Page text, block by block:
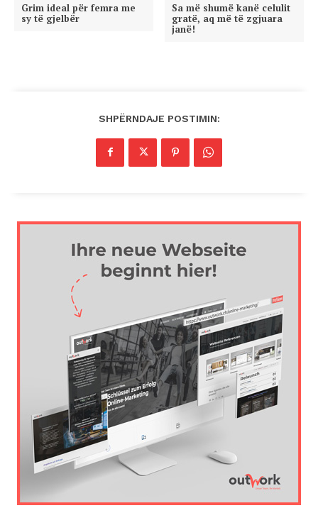
Grim ideal për femra me
sy të gjelbër
Sa më shumë kanë celulit
gratë, aq më të zgjuara
janë!
SHPËRNDAJE POSTIMIN: